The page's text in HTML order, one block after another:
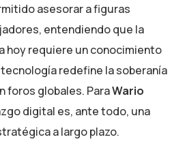
asesorar a figuras
entendiendo que la
hoy requiere un conocimiento
redefine la soberanía
foros globales. ParaWario
digital es, ante todo, una
a largo plazo.